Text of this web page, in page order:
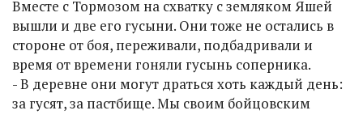
Вместе с Тормозом на схватку с земляком Яшей
вышли и две его гусыни. Они тоже не остались в
стороне от боя, переживали, подбадривали и
время от времени гоняли гусынь соперника.
- В деревне они могут драться хоть каждый день:
за гусят, за пастбище. Мы своим бойцовским